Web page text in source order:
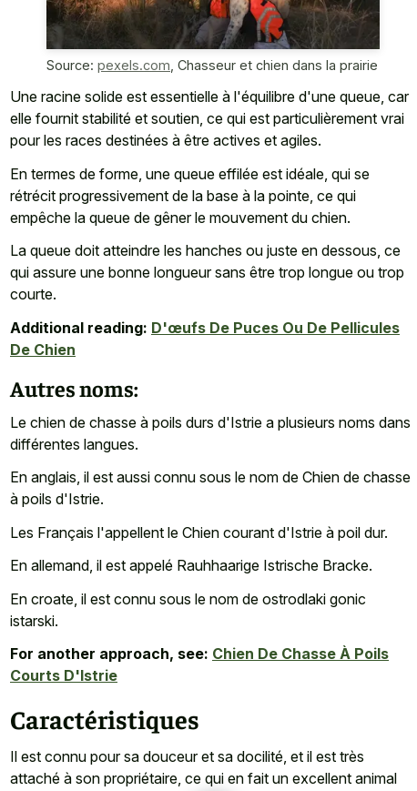
Source: pexels.com Chasseur et chien dans la prairie
Une racine solide est essentielle à l'équilibre d'une queue, car
elle fournit stabilité et soutien, ce qui est particulièrement vrai
pour les races destinées à être actives et agiles.
En termes de forme, une queue effilée est idéale, qui se
rétrécit progressivement de la base à la pointe, ce qui
empêche la queue de gêner le mouvement du chien.
La queue doit atteindre les hanches ou juste en dessous, ce
qui assure une bonne longueur sans être trop longue ou trop
courte.
Additional reading: D'œufs De Puces Ou De Pellicules
De Chien
Autres noms:
Le chien de chasse à poils durs d'Istrie a plusieurs noms dans
différentes langues.
En anglais, il est aussi connu sous le nom de Chien de chasse
à poils d'Istrie.
Les Français l'appellent le Chien courant d'Istrie à poil dur.
En allemand, il est appelé Rauhhaarige Istrische Bracke.
En croate, il est connu sous le nom de ostrodlaki gonic
istarski.
For another approach, see: Chien De Chasse À Poils
Courts D'Istrie
Caractéristiques
Il est connu pour sa douceur et sa docilité, et il est très
attaché à son propriétaire, ce qui en fait un excellent animal